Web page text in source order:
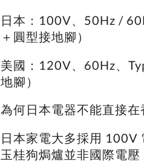
日本：100V、50Hz /
＋圓型接地腳）
美國：120V、60Hz、
地腳）
為何日本電器不能直接在
日本家電大多採用 100V
玉桂狗焗爐並非國際電